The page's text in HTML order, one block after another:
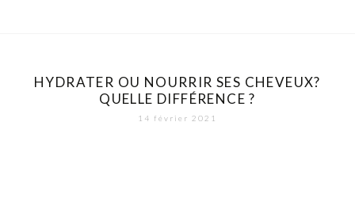
HYDRATER OU NOURRIR SES CHEVEUX?
QUELLE DIFFÉRENCE ?
14 février 2021